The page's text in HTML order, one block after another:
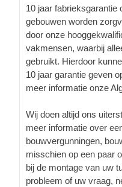
10 jaar fabrieksgarantie
gebouwen worden
door onze
vakmensen, waarbij
gebruikt. Hierdoor
10 jaar garantie geven
meer informatie onze
Wij doen altijd ons
meer informatie over
bouwvergunningen,
misschien op een paar
bij de montage van uw
probleem of uw vraag,